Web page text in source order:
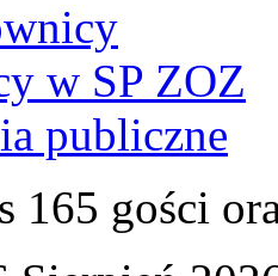
w SP ZOZ
publiczne
165 gości